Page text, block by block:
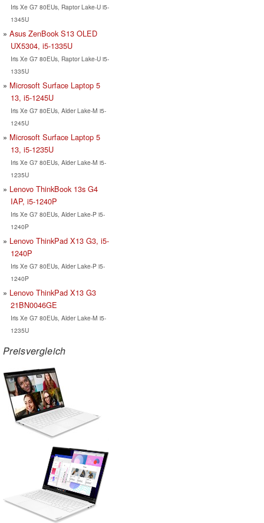
Iris Xe G7 80EUs, Raptor Lake-U i5-
1345U
Asus ZenBook S13 OLED
UX5304, i5-1335U
Iris Xe G7 80EUs, Raptor Lake-U i5-
1335U
Microsoft Surface Laptop 5
13, i5-1245U
Iris Xe G7 80EUs, Alder Lake-M i5-
1245U
Microsoft Surface Laptop 5
13, i5-1235U
Iris Xe G7 80EUs, Alder Lake-M i5-
1235U
Lenovo ThinkBook 13s G4
IAP, i5-1240P
Iris Xe G7 80EUs, Alder Lake-P i5-
1240P
Lenovo ThinkPad X13 G3, i5-
1240P
Iris Xe G7 80EUs, Alder Lake-P i5-
1240P
Lenovo ThinkPad X13 G3
21BN0046GE
Iris Xe G7 80EUs, Alder Lake-M i5-
1235U
Preisvergleich